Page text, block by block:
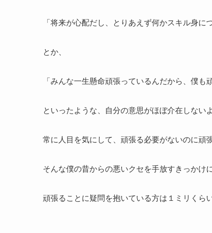
「将来が心配だし、とりあえず何かスキル身に
とか、
「みんな一生懸命頑張っているんだから、僕も
といったような、自分の意思がほぼ介在しない
常に人目を気にして、頑張る必要がないのに頑
そんな僕の昔からの悪いクセを手放すきっかけ
頑張ることに疑問を抱いている方は１ミリくら